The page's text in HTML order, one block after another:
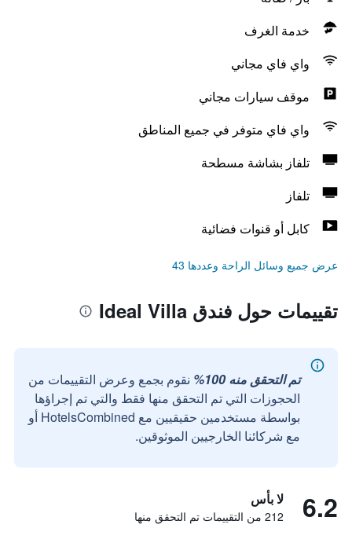
خدمة الغرف
واي فاي مجاني
موقف سيارات مجاني
واي فاي متوفر في جميع المناطق
تلفاز بشاشة مسطحة
تلفاز
كابل أو قنوات فضائية
عرض جميع وسائل الراحة وعددها 43
تقييمات حول فندق Ideal Villa
تم التحقق منه 100%
نقوم بجمع وعرض التقييمات من
الحجوزات التي تم التحقق منها فقط والتي تم إجراؤها
بواسطة مستخدمين حقيقيين مع HotelsCombined أو
مع شركائنا الخارجيين الموثوقين.
6.2 لا بأس
212 من التقييمات تم التحقق منها